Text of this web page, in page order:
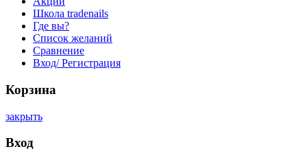
Школа tradenails
Где вы?
Список желаний
Сравнение
Вход/ Регистрация
Корзина
закрыть
Вход